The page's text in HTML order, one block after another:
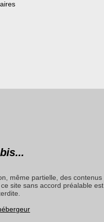
même partielle, des contenus
site sans accord préalable est